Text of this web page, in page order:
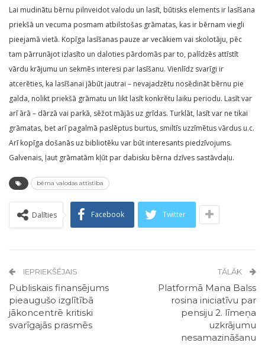
Lai mudinātu bērnu pilnveidot valodu un lasīt, būtisks elements ir lasīšana
priekšā un vecuma posmam atbilstošas grāmatas, kas ir bērnam viegli
pieejamā vietā. Kopīga lasīšanas pauze ar vecākiem vai skolotāju, pēc
tam pārrunājot izlasīto un daloties pārdomās par to, palīdzēs attīstīt
vārdu krājumu un sekmēs interesi par lasīšanu. Vienlīdz svarīgi ir
atcerēties, ka lasīšanai jābūt jautrai – nevajadzētu nosēdināt bērnu pie
galda, nolikt priekšā grāmatu un likt lasīt konkrētu laiku periodu. Lasīt var
arī ārā – dārzā vai parkā, sēžot mājās uz grīdas. Turklāt, lasīt var ne tikai
grāmatas, bet arī pagalmā paslēptus burtus, smiltīs uzzīmētus vārdus u.c.
Arī kopīga došanās uz bibliotēku var būt interesants piedzīvojums.
Galvenais, ļaut grāmatām kļūt par dabisku bērna dzīves sastāvdaļu.
bērna valodas attīstība
Dalīties Facebook Twitter
IEPRIEKŠĒJAIS
Publiskais finansējums
pieaugušo izglītībā
jākoncentrē kritiski
svarīgajās prasmēs
TĀLĀK
Platformā Mana Balss
rosina iniciatīvu par
pensiju 2. līmeņa
uzkrājumu
nesamazināšanu